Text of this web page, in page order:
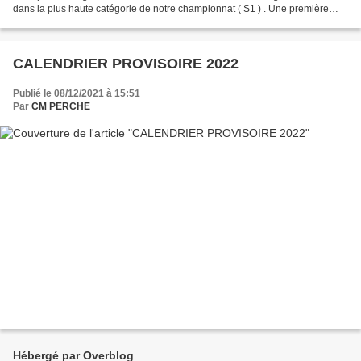
dans la plus haute catégorie de notre championnat ( S1 ) . Une première
CALENDRIER PROVISOIRE 2022
Publié le 08/12/2021 à 15:51
Par CM PERCHE
Hébergé par Overblog